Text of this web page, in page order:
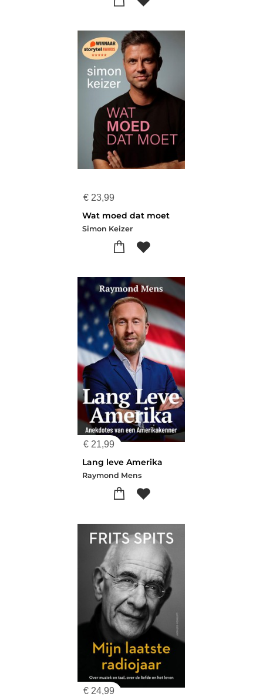
€ 23,99
Wat moed dat moet
Simon Keizer
€ 21,99
Lang leve Amerika
Raymond Mens
€ 24,99